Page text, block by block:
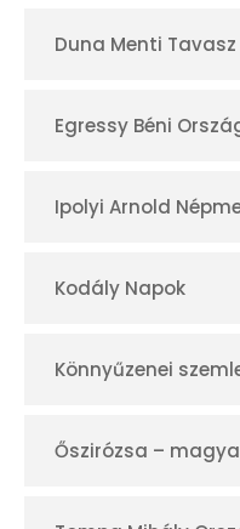
Duna Menti Tavasz
Egressy Béni
Ipolyi Arnold
Kodály Napok
Könnyűzenei
Őszirózsa –